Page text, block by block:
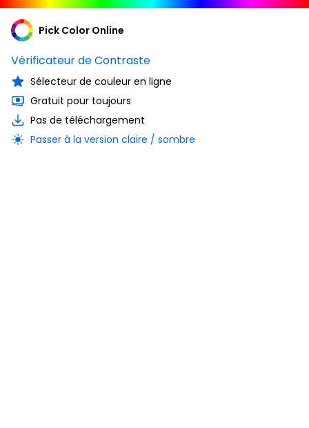
Pick Color Online
Vérificateur de Contraste
Sélecteur de couleur en ligne
Gratuit pour toujours
Pas de téléchargement
Passer à la version claire / sombre